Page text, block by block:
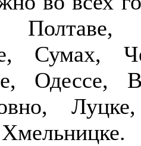
Полтаве,
Сумах,
Одессе,